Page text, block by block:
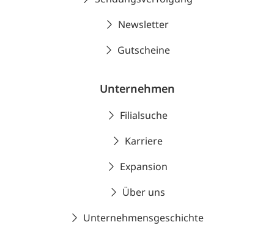
Newsletter
Gutscheine
Unternehmen
Filialsuche
Karriere
Expansion
Über uns
Unternehmensgeschichte